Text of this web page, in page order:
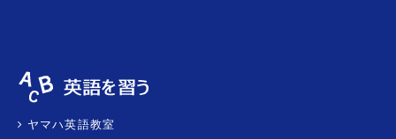
ヤマハ英語教室